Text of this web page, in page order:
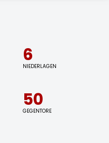
6
NIEDERLAGEN
50
GEGENTORE